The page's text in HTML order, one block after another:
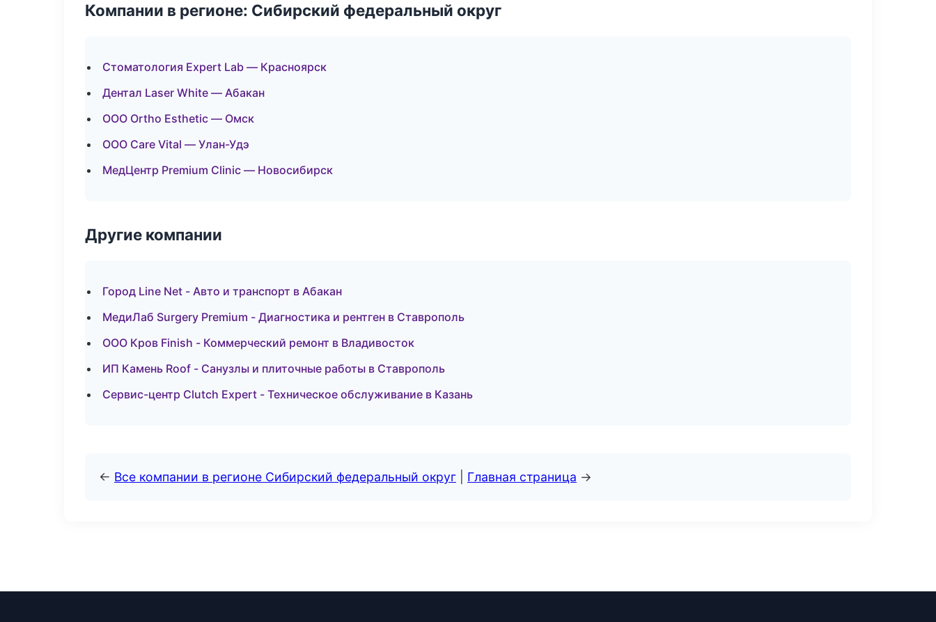
Компании в регионе: Сибирский федеральный округ
Стоматология Expert Lab — Красноярск
Дентал Laser White — Абакан
ООО Ortho Esthetic — Омск
ООО Care Vital — Улан-Удэ
МедЦентр Premium Clinic — Новосибирск
Другие компании
Город Line Net - Авто и транспорт в Абакан
МедиЛаб Surgery Premium - Диагностика и рентген в Ставрополь
ООО Кров Finish - Коммерческий ремонт в Владивосток
ИП Камень Roof - Санузлы и плиточные работы в Ставрополь
Сервис-центр Clutch Expert - Техническое обслуживание в Казань
← Все компании в регионе Сибирский федеральный округ Главная страница →